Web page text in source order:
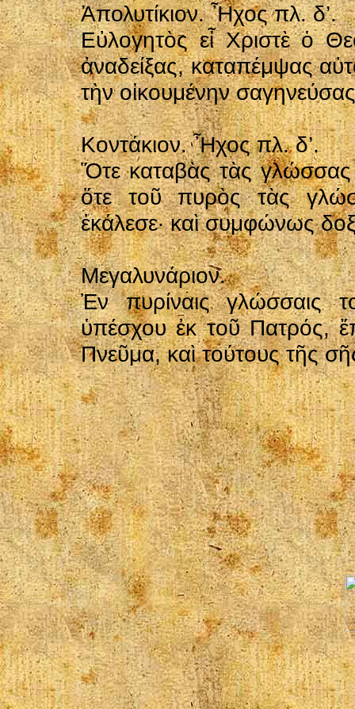
Ἀπολυτίκιον. Ἦχος πλ. δ’.
Εὐλογητὸς εἶ Χριστὲ ὁ
ἀναδείξας, καταπέμψας
τὴν οἰκουμένην
Κοντάκιον. Ἦχος πλ. δ’.
Ὅτε καταβὰς τὰς γλώσσας
ὅτε τοῦ πυρὸς τὰς
ἐκάλεσε· καὶ συμφώνως
Μεγαλυνάριον.
Ἐν πυρίναις γλώσσαις
ὑπέσχου ἐκ τοῦ Πατρός,
Πνεῦμα, καὶ τούτους τῆς